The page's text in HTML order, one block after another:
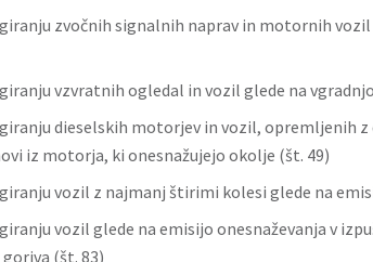
zvočnih signalnih naprav in motornih vozil
vzvratnih ogledal in vozil glede na
dieselskih motorjev in vozil, opremljenih
iz motorja, ki onesnažujejo okolje (št. 49)
vozil z najmanj štirimi kolesi glede na
vozil glede na emisijo onesnaževanja v
(št. 83)